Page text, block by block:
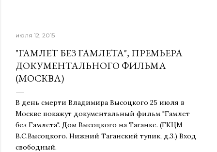
июля 12, 2015
"ГАМЛЕТ БЕЗ ГАМЛЕТА", ПРЕМЬЕРА
ДОКУМЕНТАЛЬНОГО ФИЛЬМА
(МОСКВА)
В день смерти Владимира Высоцкого 25 июля в
Москве покажут документальный фильм "Гамлет
без Гамлета". Дом Высоцкого на Таганке. (ГКЦМ
В.С.Высоцкого. Нижний Таганский тупик, д.3.) Вход
свободный.